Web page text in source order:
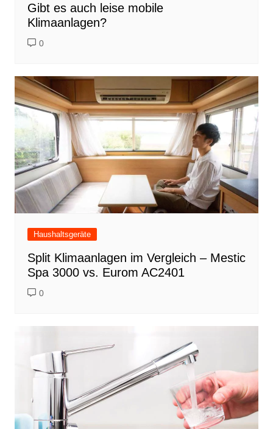
Gibt es auch leise mobile
Klimaanlagen?
0
Haushaltsgeräte
Split Klimaanlagen im Vergleich – Mestic
Spa 3000 vs. Eurom AC2401
0